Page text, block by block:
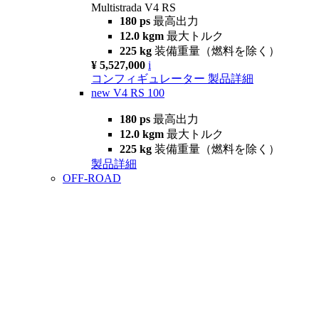
Multistrada V4 RS
180 ps 最高出力
12.0 kgm 最大トルク
225 kg 装備重量（燃料を除く）
¥ 5,527,000 i
コンフィギュレーター 製品詳細
new V4 RS 100
180 ps 最高出力
12.0 kgm 最大トルク
225 kg 装備重量（燃料を除く）
製品詳細
OFF-ROAD